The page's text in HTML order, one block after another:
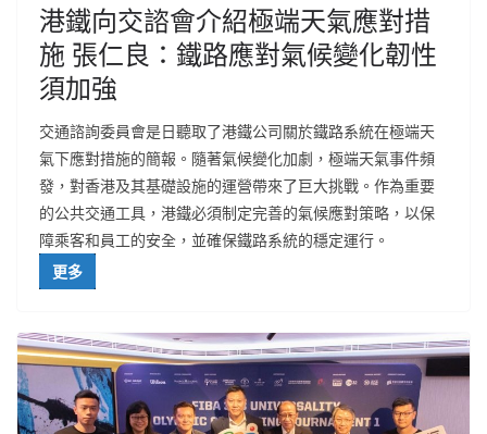
港鐵向交諮會介紹極端天氣應對措
施 張仁良：鐵路應對氣候變化韌性
須加強
交通諮詢委員會是日聽取了港鐵公司關於鐵路系統在極端天
氣下應對措施的簡報。隨著氣候變化加劇，極端天氣事件頻
發，對香港及其基礎設施的運營帶來了巨大挑戰。作為重要
的公共交通工具，港鐵必須制定完善的氣候應對策略，以保
障乘客和員工的安全，並確保鐵路系統的穩定運行。
更多